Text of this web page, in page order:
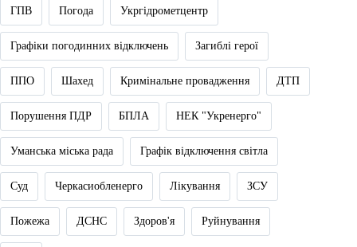
ГПВ Погода Укргідрометцентр
Графіки погодинних відключень Загиблі герої
ППО Шахед Кримінальне провадження ДТП
Порушення ПДР БПЛА НЕК "Укренерго"
Уманська міська рада Графік відключення світла
Суд Черкасиобленерго Лікування ЗСУ
Пожежа ДСНС Здоров'я Руйнування